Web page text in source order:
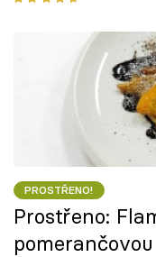
PROSTŘENO!
Prostřeno: